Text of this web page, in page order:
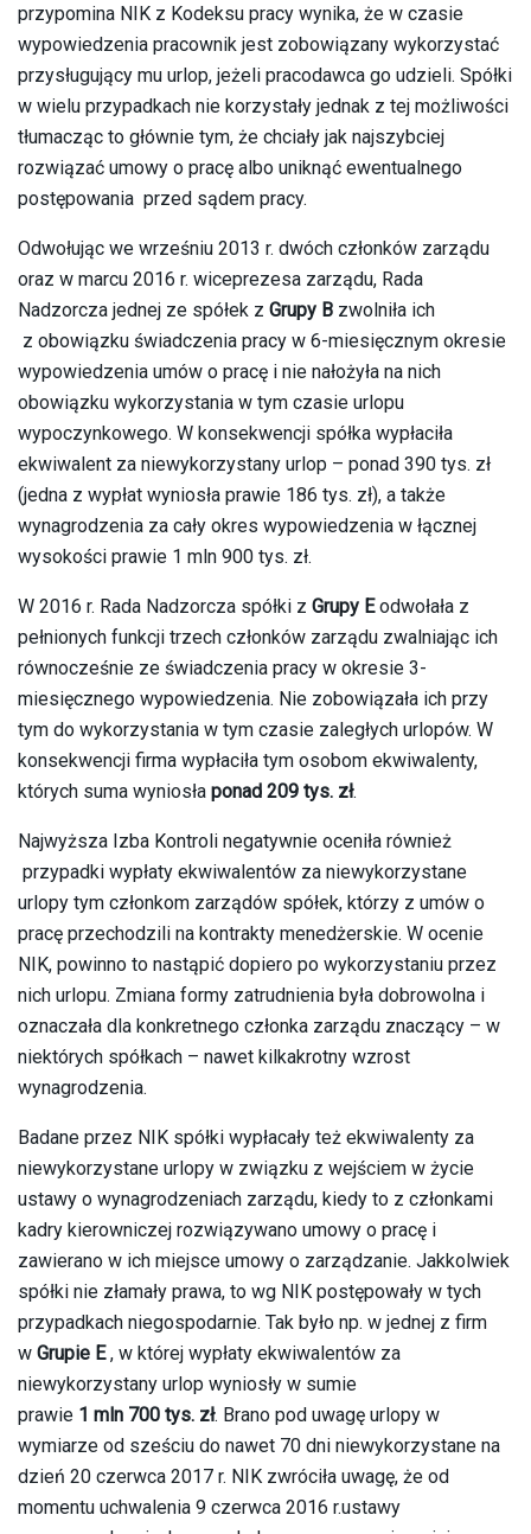
przypomina NIK z Kodeksu pracy wynika, że w czasie
wypowiedzenia pracownik jest zobowiązany wykorzystać
przysługujący mu urlop, jeżeli pracodawca go udzieli. Spółki
w wielu przypadkach nie korzystały jednak z tej możliwości
tłumacząc to głównie tym, że chciały jak najszybciej
rozwiązać umowy o pracę albo uniknąć ewentualnego
postępowania przed sądem pracy.
Odwołując we wrześniu 2013 r. dwóch członków zarządu
oraz w marcu 2016 r. wiceprezesa zarządu, Rada
Nadzorcza jednej ze spółek z Grupy B zwolniła ich
z obowiązku świadczenia pracy w 6-miesięcznym okresie
wypowiedzenia umów o pracę i nie nałożyła na nich
obowiązku wykorzystania w tym czasie urlopu
wypoczynkowego. W konsekwencji spółka wypłaciła
ekwiwalent za niewykorzystany urlop – ponad 390 tys. zł
(jedna z wypłat wyniosła prawie 186 tys. zł), a także
wynagrodzenia za cały okres wypowiedzenia w łącznej
wysokości prawie 1 mln 900 tys. zł.
W 2016 r. Rada Nadzorcza spółki z Grupy Eodwołała z
pełnionych funkcji trzech członków zarządu zwalniając ich
równocześnie ze świadczenia pracy w okresie 3-
miesięcznego wypowiedzenia. Nie zobowiązała ich przy
tym do wykorzystania w tym czasie zaległych urlopów. W
konsekwencji firma wypłaciła tym osobom ekwiwalenty,
których suma wyniosła ponad 209 tys. zł.
Najwyższa Izba Kontroli negatywnie oceniła również
przypadki wypłaty ekwiwalentów za niewykorzystane
urlopy tym członkom zarządów spółek, którzy z umów o
pracę przechodzili na kontrakty menedżerskie. W ocenie
NIK, powinno to nastąpić dopiero po wykorzystaniu przez
nich urlopu. Zmiana formy zatrudnienia była dobrowolna i
oznaczała dla konkretnego członka zarządu znaczący – w
niektórych spółkach – nawet kilkakrotny wzrost
wynagrodzenia.
Badane przez NIK spółki wypłacały też ekwiwalenty za
niewykorzystane urlopy w związku z wejściem w życie
ustawy o wynagrodzeniach zarządu, kiedy to z członkami
kadry kierowniczej rozwiązywano umowy o pracę i
zawierano w ich miejsce umowy o zarządzanie. Jakkolwiek
spółki nie złamały prawa, to wg NIK postępowały w tych
przypadkach niegospodarnie. Tak było np. w jednej z firm
w Grupie E, w której wypłaty ekwiwalentów za
niewykorzystany urlop wyniosły w sumie
prawie 1 mln 700 tys. zł. Brano pod uwagę urlopy w
wymiarze od sześciu do nawet 70 dni niewykorzystane na
dzień 20 czerwca 2017 r. NIK zwróciła uwagę, że od
momentu uchwalenia 9 czerwca 2016 r.ustawy